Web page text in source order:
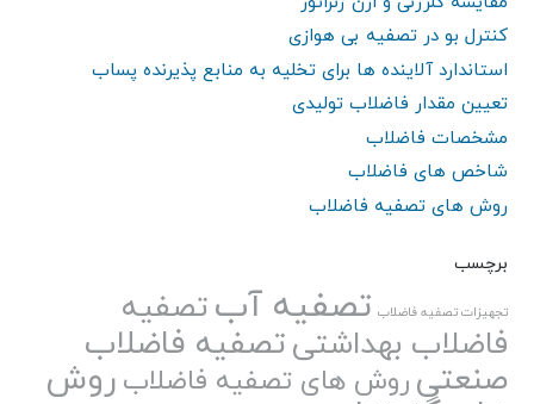
کنترل بو در تصفیه بی هوازی
استاندارد آلاینده ها برای تخلیه به منابع پذیرنده پساب
تعیین مقدار فاضلاب تولیدی
مشخصات فاضلاب
شاخص های فاضلاب
روش های تصفیه فاضلاب
برچسب
تجهیزات تصفیه فاضلاب تصفیه آبتصفیه
فاضلاب بهداشتیتصفیه فاضلاب
صنعتی روش های تصفیه فاضلاب روش